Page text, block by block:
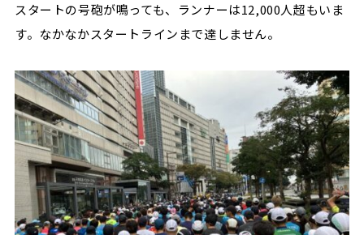
スタートの号砲が鳴っても、ランナーは12,000人超もいま
す。なかなかスタートラインまで達しません。